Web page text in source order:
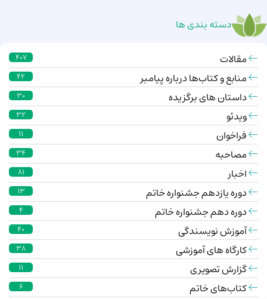
دسته بندی ها
مقالات 407
منابع و کتاب‌ها درباره پیامبر 42
داستان های برگزیده 30
ویدئو 32
فراخوان 11
مصاحبه 34
اخبار 81
دوره یازدهم جشنواره خاتم 13
دوره دهم جشنواره خاتم 4
آموزش نویسندگی 40
کارگاه های آموزشی 38
گزارش تصویری 11
کتاب‌های خاتم 6